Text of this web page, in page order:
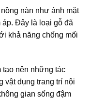
nàn như ánh mặt
áp. Đây là loại gỗ đã
khả năng chống mối
tạo nên những tác
vật dụng trang trí nội
gian sống đậm